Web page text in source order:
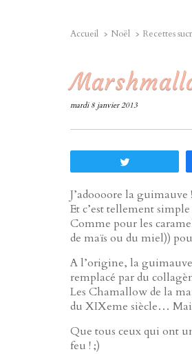
Accueil Noël Recettes
mardi 8 janvier 2013
J’adoooore la guimauve !
Et c’est tellement
Comme pour les
de maïs ou du miel))
A l’origine, la
remplacé par du
Les Chamallow de la
du XIXeme siècle…
Que tous ceux qui ont
feu ! ;)